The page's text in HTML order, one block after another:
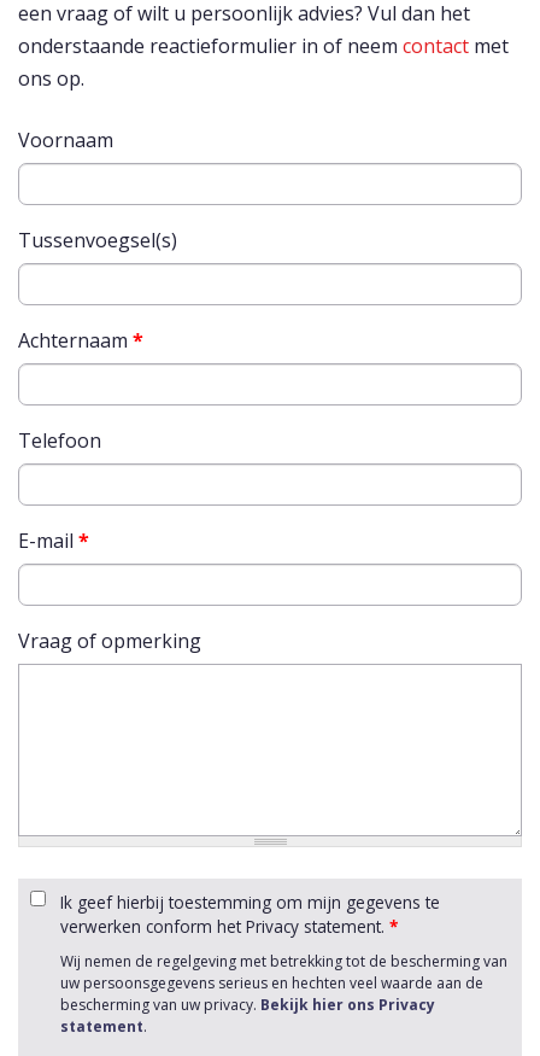
een vraag of wilt u persoonlijk advies? Vul dan het
onderstaande reactieformulier in of neem contact met
ons op.
Voornaam
Tussenvoegsel(s)
Achternaam *
Telefoon
E-mail *
Vraag of opmerking
Ik geef hierbij toestemming om mijn gegevens te
verwerken conform het Privacy statement. *
Wij nemen de regelgeving met betrekking tot de bescherming van
uw persoonsgegevens serieus en hechten veel waarde aan de
bescherming van uw privacy. Bekijk hier ons Privacy
statement.